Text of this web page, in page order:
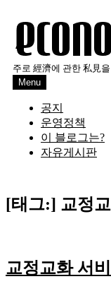
주로 經濟에 관한 私見
Menu
공지
운영정책
이 블로그는?
자유게시판
[태그:] 교정
교정교화 서